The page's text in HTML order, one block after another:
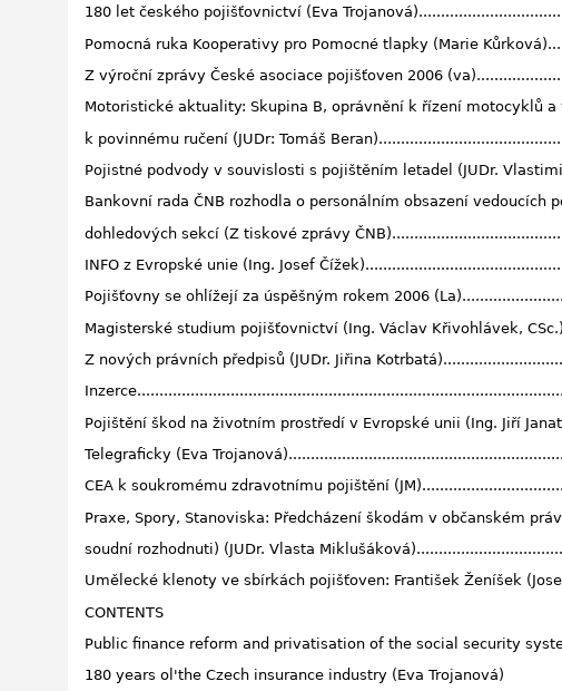
180 let českého pojišťovnictví (Eva
Pomocná ruka Kooperativy pro Pomocné tlapky (Marie
Z výroční zprávy České asociace pojišťoven 2006
Motoristické aktuality: Skupina B, oprávnění k řízení motocyklů a
k povinnému ručení (JUDr: Tomáš
Pojistné podvody v souvislosti s pojištěním letadel (JUDr.
Bankovní rada ČNB rozhodla o personálním obsazení vedoucích
dohledových sekcí (Z tiskové zprávy
INFO z Evropské unie (Ing. Josef
Pojišťovny se ohlížejí za úspěšným rokem 2006
Magisterské studium pojišťovnictví (Ing. Václav Křivohlávek,
Z nových právních předpisů (JUDr. Jiřina
Pojištění škod na životním prostředí v Evropské unii (Ing. Jiří
Telegraficky (Eva
CEA k soukromému zdravotnímu pojištění
Praxe, Spory, Stanoviska: Předcházení škodám v občanském
soudní rozhodnuti) (JUDr. Vlasta
Umělecké klenoty ve sbírkách pojišťoven: František Ženíšek
CONTENTS
Public finance reform and privatisation of the social security
180 years ol'the Czech insurance industry (Eva Trojanová)